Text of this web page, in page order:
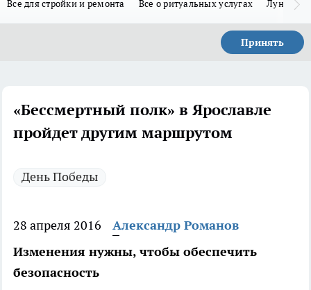
Все для стройки и ремонта Все о ритуальных услугах Лунно-
Принять
«Бессмертный полк» в Ярославле
пройдет другим маршрутом
День Победы
28 апреля 2016
Александр Романов
Изменения нужны, чтобы обеспечить
безопасность